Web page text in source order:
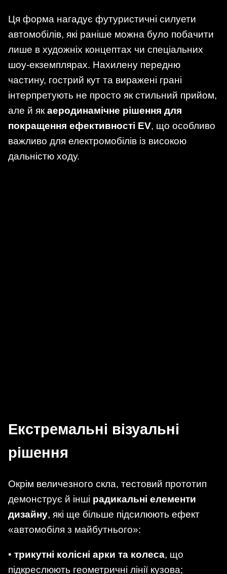
Ця форма нагадує футуристичні силуети
автомобілів, які раніше можна було побачити
лише в художніх концептах чи спеціальних
шоу-екземплярах. Нахилену передню
частину, гострий кут та виражені грані
інтерпретують не просто як стильний прийом,
але й як аеродинамічне рішення для
покращення ефективності EV, що особливо
важливо для електромобілів із високою
дальністю ходу.
Екстремальні візуальні
рішення
Окрім величезного скла, тестовий прототип
демонструє й інші радикальні елементи
дизайну, які ще більше підсилюють ефект
«автомобіля з майбутнього»:
• трикутні колісні арки та колеса, що
підкреслюють геометричні лінії кузова;